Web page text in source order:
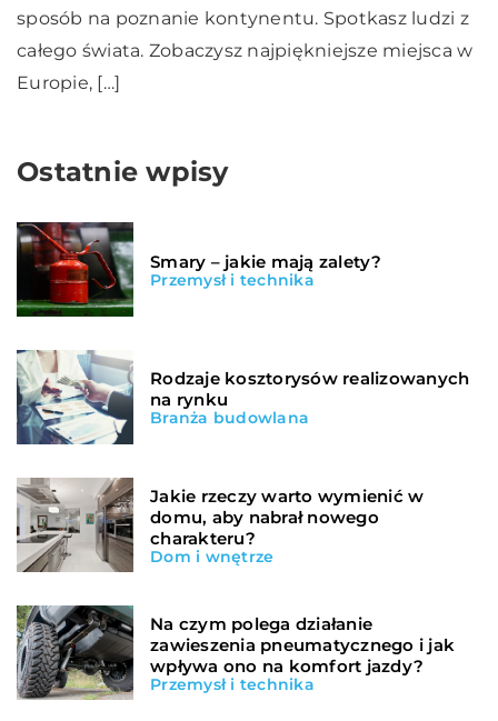
sposób na poznanie kontynentu. Spotkasz ludzi z
całego świata. Zobaczysz najpiękniejsze miejsca w
Europie, […]
Ostatnie wpisy
Smary – jakie mają zalety?
Przemysł i technika
Rodzaje kosztorysów realizowanych
na rynku
Branża budowlana
Jakie rzeczy warto wymienić w
domu, aby nabrał nowego
charakteru?
Dom i wnętrze
Na czym polega działanie
zawieszenia pneumatycznego i jak
wpływa ono na komfort jazdy?
Przemysł i technika